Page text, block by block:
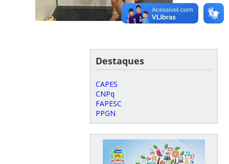
Destaques
CAPES
CNPq
FAPESC
PPGN